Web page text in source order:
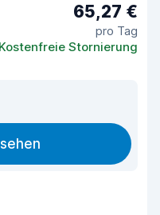
65,27 €
pro Tag
Kostenfreie Stornierung